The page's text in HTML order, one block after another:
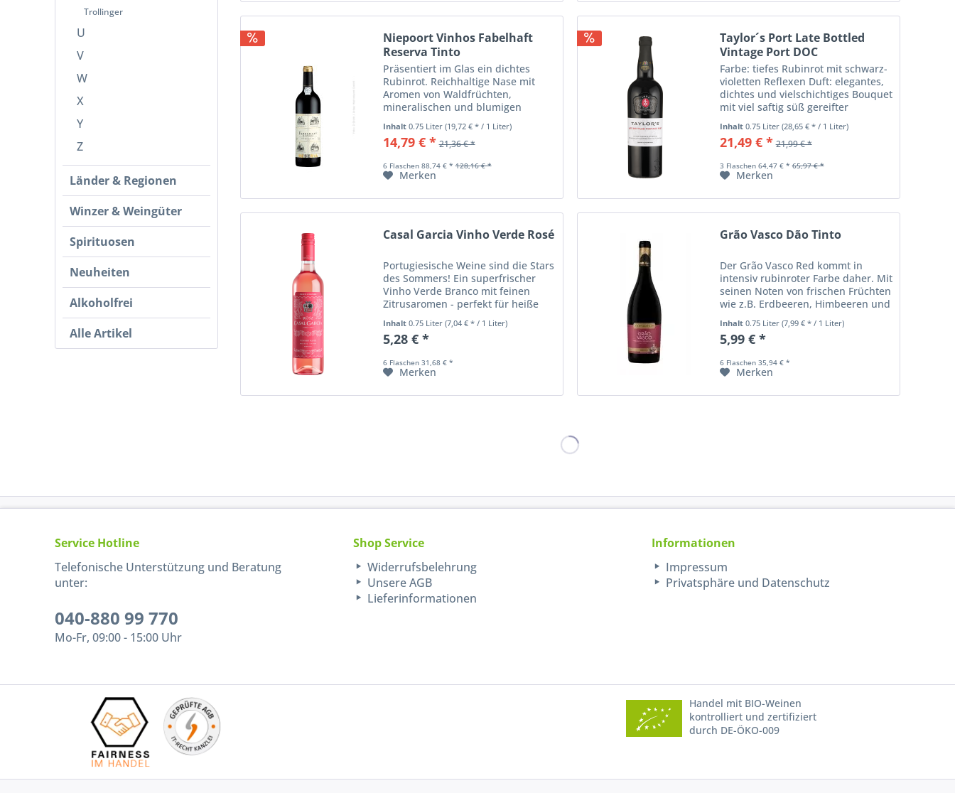
Trollinger
U
V
W
X
Y
Z
Länder & Regionen
Winzer & Weingüter
Spirituosen
Neuheiten
Alkoholfrei
Alle Artikel
Niepoort Vinhos Fabelhaft
Reserva Tinto
Präsentiert im Glas ein dichtes
Rubinrot. Reichhaltige Nase mit
Aromen von Waldfrüchten,
mineralischen und blumigen
Noten, Pfeffer und Würzaromen
vom Fassausbau. Am Gaumen
frisch und elegant, mit präsenten,
Inhalt 0.75 Liter (19,72 € * / 1 Liter)
14,79 € * 21,36 € *
6 Flaschen 88,74 € * 128,16 € *
Merken
Taylor´s Port Late Bottled
Vintage Port DOC
Farbe: tiefes Rubinrot mit schwarz-
violetten Reflexen Duft: elegantes,
dichtes und vielschichtiges Bouquet
mit viel saftig süß gereifter
schwarzer Frucht und feinen
mineralischen Anklängen, auch
Kräuter, Tinte, und ein Hauch
Inhalt 0.75 Liter (28,65 € * / 1 Liter)
21,49 € * 21,99 € *
3 Flaschen 64,47 € * 65,97 € *
Merken
Casal Garcia Vinho Verde Rosé
Portugiesische Weine sind die Stars
des Sommers! Ein superfrischer
Vinho Verde Branco mit feinen
Zitrusaromen - perfekt für heiße
Tage! Der ideale Begleiter zu
Meeresfrüchten, Zander mit Dill-
Honig-Curry und Reis, Salaten,
Inhalt 0.75 Liter (7,04 € * / 1 Liter)
5,28 € *
6 Flaschen 31,68 € *
Merken
Grão Vasco Dão Tinto
Der Grão Vasco Red kommt in
intensiv rubinroter Farbe daher. Mit
seinen Noten von frischen Früchten
wie z.B. Erdbeeren, Himbeeren und
Kirschen gibt er einen tollen
Aperitiv ab. Gleichzeitig ist er aber
auch kräftig genug um auch als...
Inhalt 0.75 Liter (7,99 € * / 1 Liter)
5,99 € *
6 Flaschen 35,94 € *
Merken
Service Hotline
Telefonische Unterstützung und Beratung
unter:
040-880 99 770
Mo-Fr, 09:00 - 15:00 Uhr
Shop Service
Widerrufsbelehrung
Unsere AGB
Lieferinformationen
Informationen
Impressum
Privatsphäre und Datenschutz
Handel mit BIO-Weinen
kontrolliert und zertifiziert
durch DE-ÖKO-009